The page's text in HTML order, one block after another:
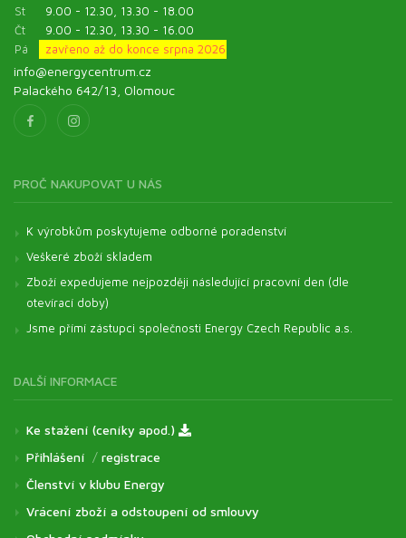
St
9.00 - 12.30, 13.30 - 18.00
Čt
9.00 - 12.30, 13.30 - 16.00
Pá
zavřeno až do konce srpna 2026
info@energycentrum.cz
Palackého 642/13, Olomouc
PROČ NAKUPOVAT U NÁS
K výrobkům poskytujeme odborné poradenství
Veškeré zboží skladem
Zboží expedujeme nejpozději následující pracovní den (dle
otevírací doby)
Jsme přímí zástupci společnosti Energy Czech Republic a.s.
DALŠÍ INFORMACE
Ke stažení (ceníky apod.)
Přihlášení / registrace
Členství v klubu Energy
Vrácení zboží a odstoupení od smlouvy